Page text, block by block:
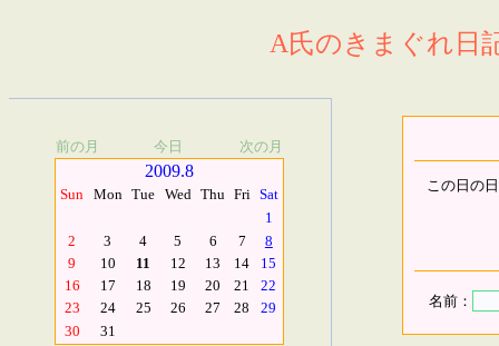
A氏のきまぐれ日
前の月 今日 次の月
2009.8
Sun Mon Tue Wed Thu Fri Sat
1
2
3 4 5 6 7
8
9
10 11 12 13 14
15
16
17 18 19 20 21
22
23
24 25 26 27 28
29
30
31
この日の
名前：